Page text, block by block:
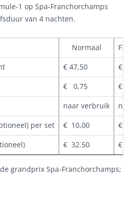
1 op Spa-Franchorchamps
van 4 nachten.
Normaal
F1
€ 47,50
€
€ 0,75
€
naar verbruik
per set
€ 10,00
€
€ 32.50 €
grandprix Spa-Franchorchamps;